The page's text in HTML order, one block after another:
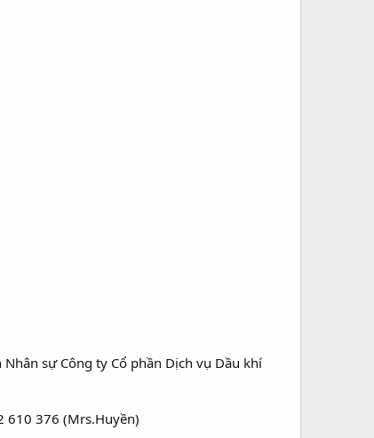
sự Công ty Cổ phần Dịch vụ Dầu khí
610 376 (Mrs.Huyền)